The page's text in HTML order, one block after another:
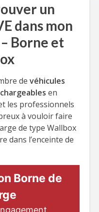
un
dans mon
Borne et
de véhicules
en
les professionnels
à vouloir faire
de type Wallbox
dans l’enceinte de